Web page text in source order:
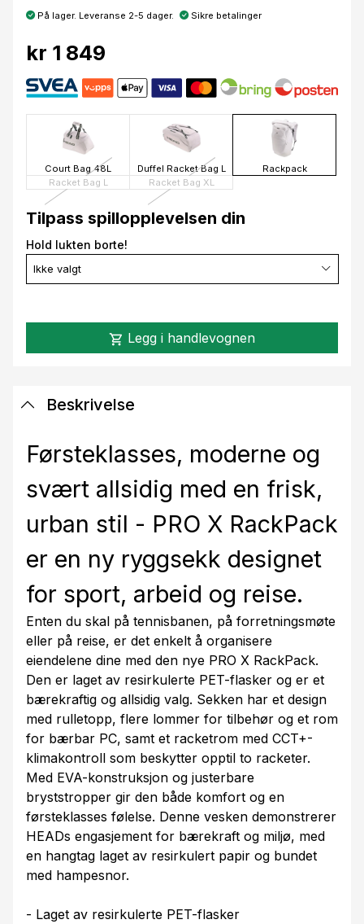
På lager. Leveranse 2-5 dager. Sikre betalinger
kr 1 849
Court Bag 48L Duffel Racket Bag L
Rackpack
Racket Bag L
Racket Bag XL
Tilpass spillopplevelsen din
Hold lukten borte!
Ikke valgt
shopping_cart Legg i handlevognen
Beskrivelse
Førsteklasses, moderne og
svært allsidig med en frisk,
urban stil - PRO X RackPack
er en ny ryggsekk designet
for sport, arbeid og reise.
Enten du skal på tennisbanen, på forretningsmøte
eller på reise, er det enkelt å organisere
eiendelene dine med den nye PRO X RackPack.
Den er laget av resirkulerte PET-flasker og er et
bærekraftig og allsidig valg. Sekken har et design
med rulletopp, flere lommer for tilbehør og et rom
for bærbar PC, samt et racketrom med CCT+-
klimakontroll som beskytter opptil to racketer.
Med EVA-konstruksjon og justerbare
bryststropper gir den både komfort og en
førsteklasses følelse. Denne vesken demonstrerer
HEADs engasjement for bærekraft og miljø, med
en hangtag laget av resirkulert papir og bundet
med hampesnor.
- Laget av resirkulerte PET-flasker